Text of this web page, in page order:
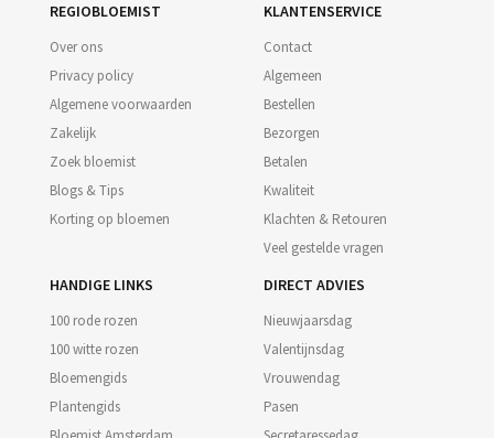
REGIOBLOEMIST
Over ons
Privacy policy
Algemene voorwaarden
Zakelijk
Zoek bloemist
Blogs & Tips
Korting op bloemen
KLANTENSERVICE
Contact
Algemeen
Bestellen
Bezorgen
Betalen
Kwaliteit
Klachten & Retouren
Veel gestelde vragen
HANDIGE LINKS
100 rode rozen
100 witte rozen
Bloemengids
Plantengids
DIRECT ADVIES
Nieuwjaarsdag
Valentijnsdag
Vrouwendag
Pasen